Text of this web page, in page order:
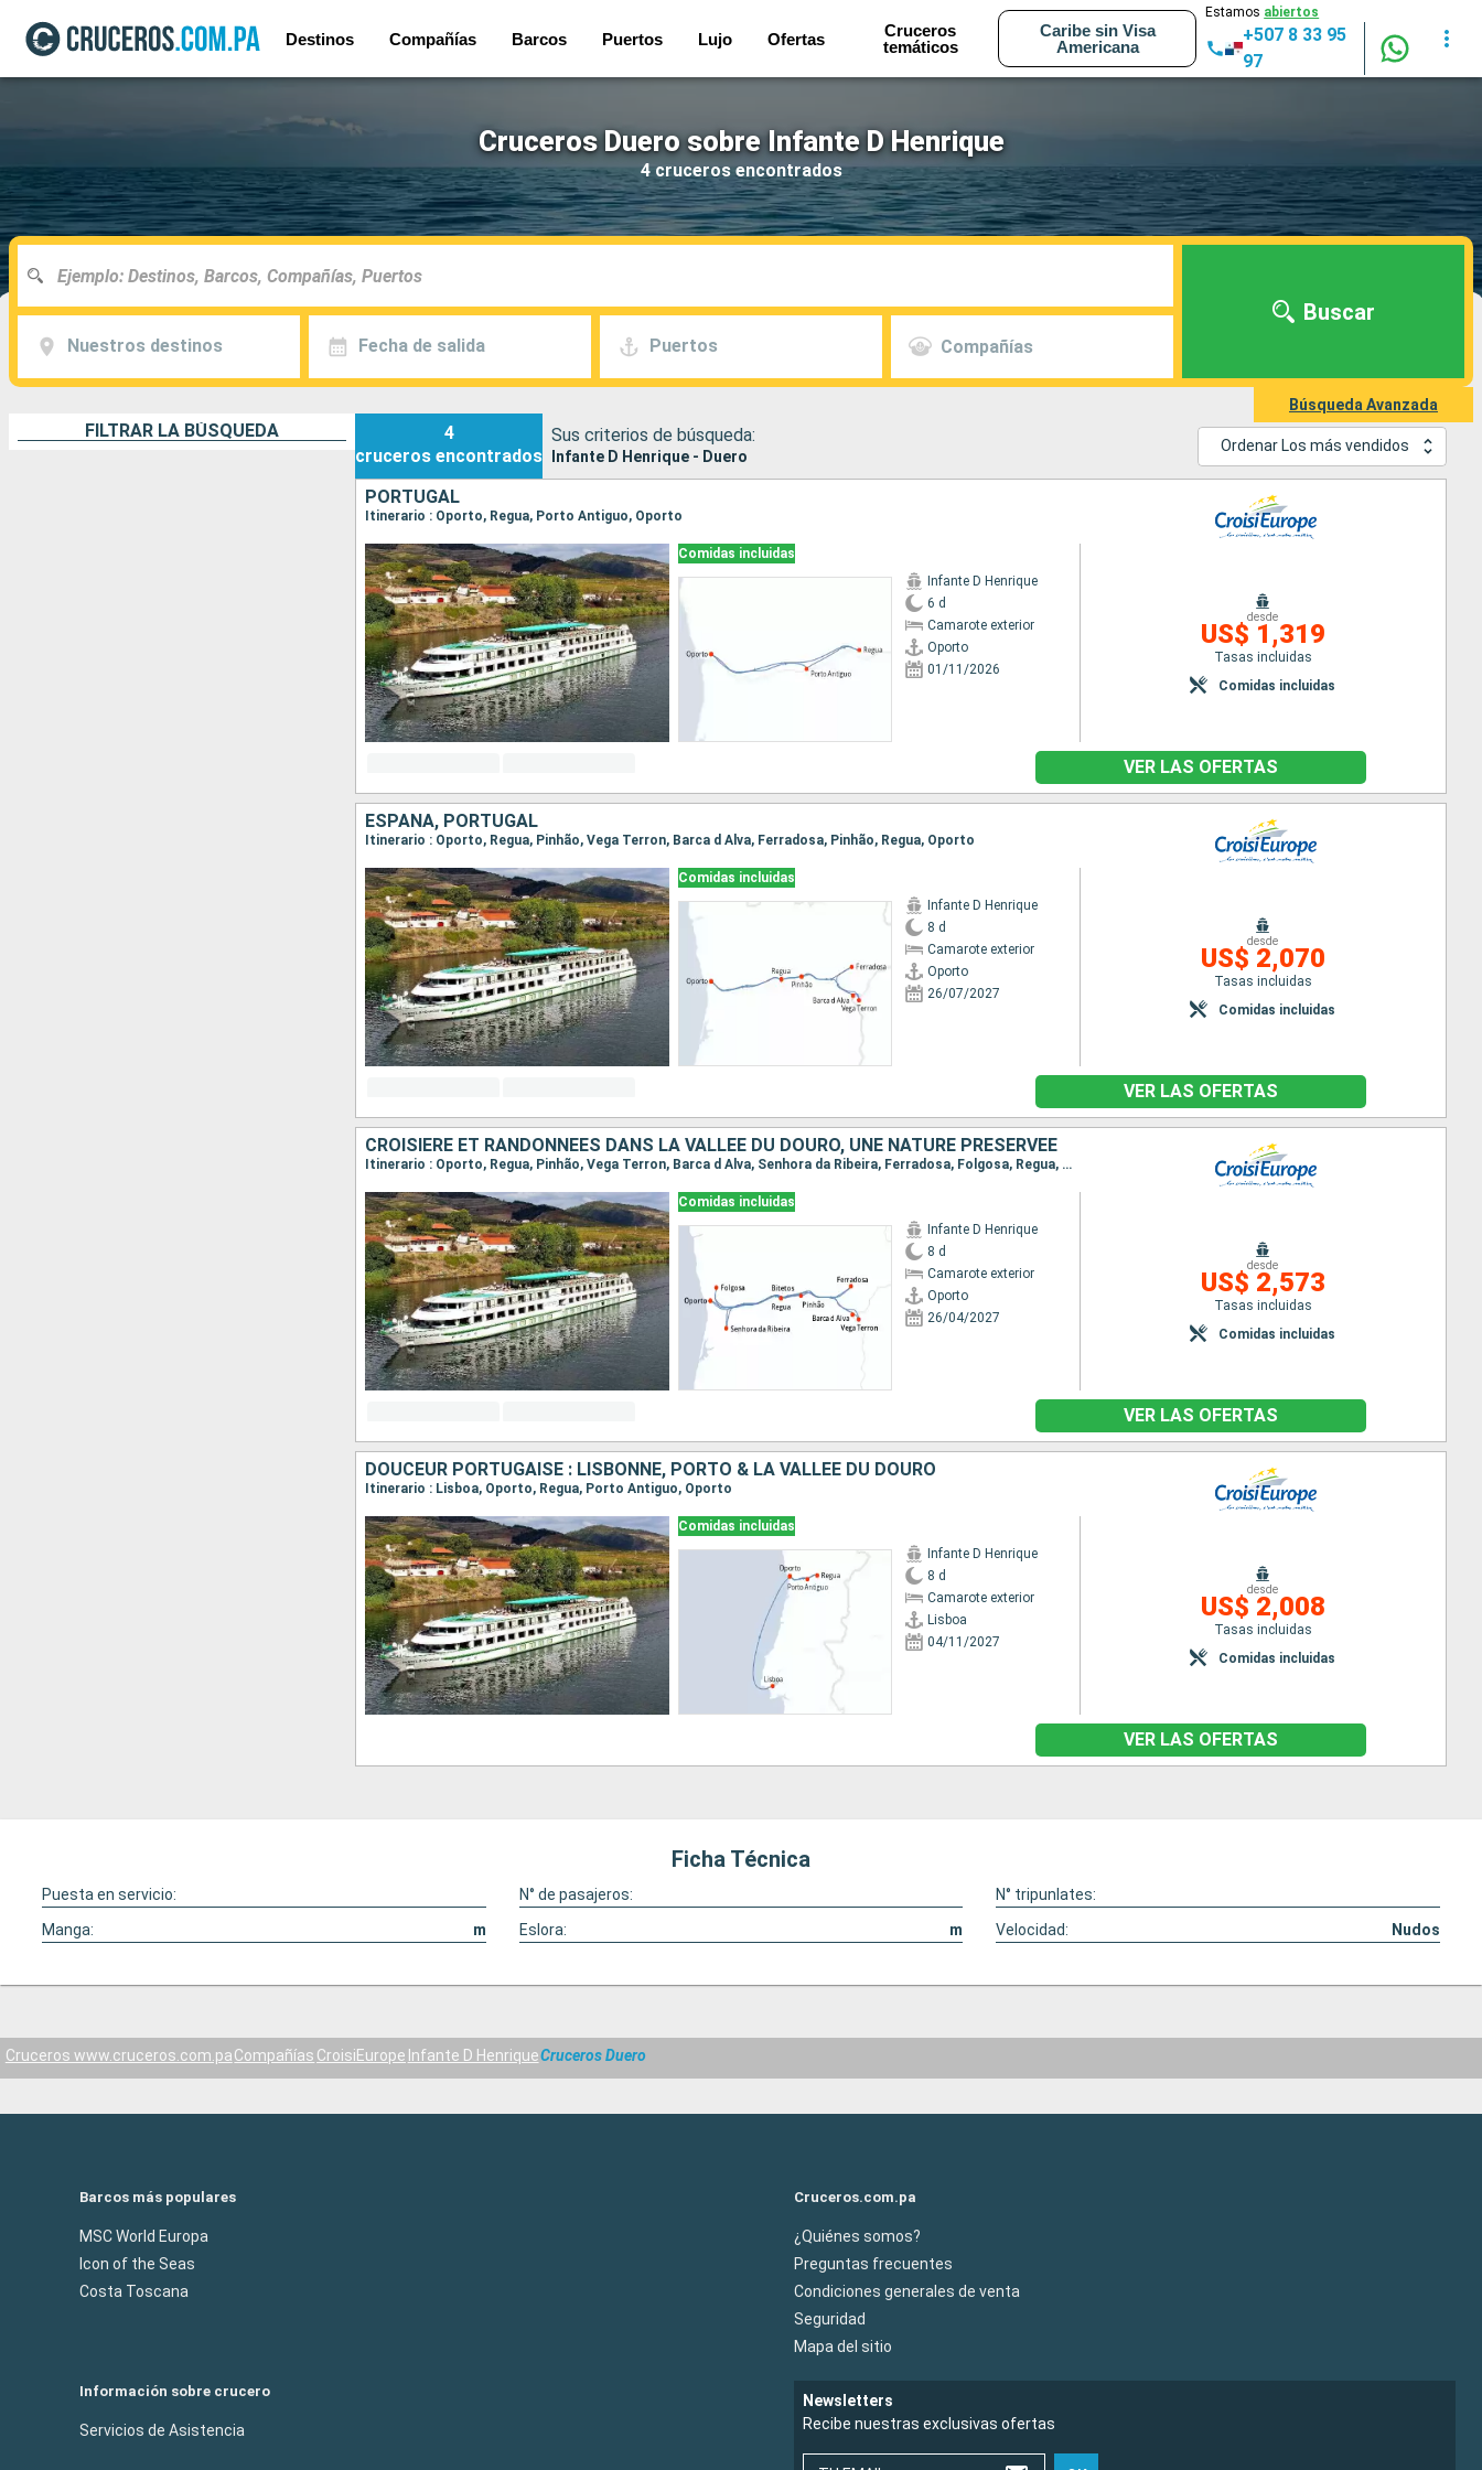
Destinos Compañías Barcos Puertos Lujo Ofertas
Cruceros
temáticos
Caribe sin Visa
Americana
Estamos abiertos
+507 8 33 95
97
Cruceros Duero sobre Infante D Henrique
4 cruceros encontrados
Nuestros destinos Fecha de salida Puertos Compañías
Buscar
Búsqueda Avanzada
FILTRAR LA BÚSQUEDA
4
cruceros encontrados
Sus criterios de búsqueda:
Infante D Henrique - Duero
Ordenar Los más vendidos
PORTUGAL
Itinerario : Oporto, Regua, Porto Antiguo, Oporto
Comidas incluidas
Infante D Henrique
6 d
Camarote exterior
Oporto
01/11/2026
desde
US$ 1,319
Tasas incluidas
Comidas incluidas
VER LAS OFERTAS
ESPAÑA, PORTUGAL
Itinerario : Oporto, Regua, Pinhão, Vega Terron, Barca d Alva, Ferradosa, Pinhão, Regua, Oporto
Comidas incluidas
Infante D Henrique
8 d
Camarote exterior
Oporto
26/07/2027
desde
US$ 2,070
Tasas incluidas
Comidas incluidas
VER LAS OFERTAS
CROISIÈRE ET RANDONNÉES DANS LA VALLÉE DU DOURO, UNE NATURE PRÉSERVÉE
Itinerario : Oporto, Regua, Pinhão, Vega Terron, Barca d Alva, Senhora da Ribeira, Ferradosa, Folgosa, Regua, Bitetos, Oporto
Comidas incluidas
Infante D Henrique
8 d
Camarote exterior
Oporto
26/04/2027
desde
US$ 2,573
Tasas incluidas
Comidas incluidas
VER LAS OFERTAS
DOUCEUR PORTUGAISE : LISBONNE, PORTO & LA VALLÉE DU DOURO
Itinerario : Lisboa, Oporto, Regua, Porto Antiguo, Oporto
Comidas incluidas
Infante D Henrique
8 d
Camarote exterior
Lisboa
04/11/2027
desde
US$ 2,008
Tasas incluidas
Comidas incluidas
VER LAS OFERTAS
Ficha Técnica
Puesta en servicio: N° de pasajeros:
N° tripunlates:
Manga:
m Eslora: m Velocidad: Nudos
Cruceros www.cruceros.com.paCompañías CroisiEurope Infante D HenriqueCruceros Duero
Barcos más populares
MSC World Europa
Icon of the Seas
Costa Toscana
Cruceros.com.pa
¿Quiénes somos?
Preguntas frecuentes
Condiciones generales de venta
Seguridad
Mapa del sitio
Información sobre crucero
Servicios de Asistencia
Newsletters
Recibe nuestras exclusivas ofertas